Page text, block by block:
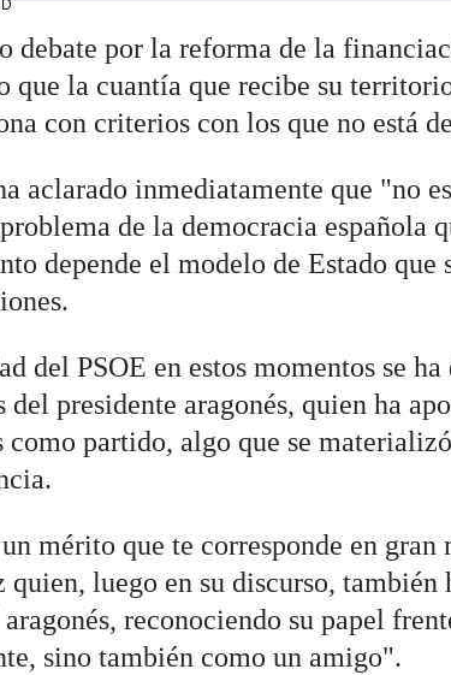
debate por la reforma de la
que la cuantía que recibe su
con criterios con los que no está
aclarado inmediatamente que "no
de la democracia española
depende el modelo de Estado que
del PSOE en estos momentos se
del presidente aragonés, quien ha
como partido, algo que se
mérito que te corresponde en
quien, luego en su discurso, también
reconociendo su papel
sino también como un amigo".